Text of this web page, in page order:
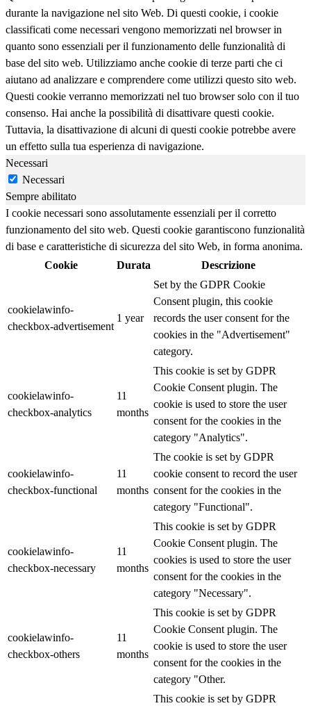
durante la navigazione nel sito Web. Di questi cookie, i cookie
classificati come necessari vengono memorizzati nel browser in
quanto sono essenziali per il funzionamento delle funzionalità di
base del sito web. Utilizziamo anche cookie di terze parti che ci
aiutano ad analizzare e comprendere come utilizzi questo sito web.
Questi cookie verranno memorizzati nel tuo browser solo con il tuo
consenso. Hai anche la possibilità di disattivare questi cookie.
Tuttavia, la disattivazione di alcuni di questi cookie potrebbe avere
un effetto sulla tua esperienza di navigazione.
Necessari
Necessari
Sempre abilitato
I cookie necessari sono assolutamente essenziali per il corretto
funzionamento del sito web. Questi cookie garantiscono funzionalità
di base e caratteristiche di sicurezza del sito Web, in forma anonima.
Cookie
Durata Descrizione
cookielawinfo-
checkbox-advertisement
1 year
Set by the GDPR Cookie
Consent plugin, this cookie
records the user consent for the
cookies in the "Advertisement"
category.
cookielawinfo-
checkbox-analytics
11
months
This cookie is set by GDPR
Cookie Consent plugin. The
cookie is used to store the user
consent for the cookies in the
category "Analytics".
cookielawinfo-
checkbox-functional
11
months
The cookie is set by GDPR
cookie consent to record the user
consent for the cookies in the
category "Functional".
cookielawinfo-
checkbox-necessary
11
months
This cookie is set by GDPR
Cookie Consent plugin. The
cookies is used to store the user
consent for the cookies in the
category "Necessary".
cookielawinfo-
checkbox-others
11
months
This cookie is set by GDPR
Cookie Consent plugin. The
cookie is used to store the user
consent for the cookies in the
category "Other.
This cookie is set by GDPR